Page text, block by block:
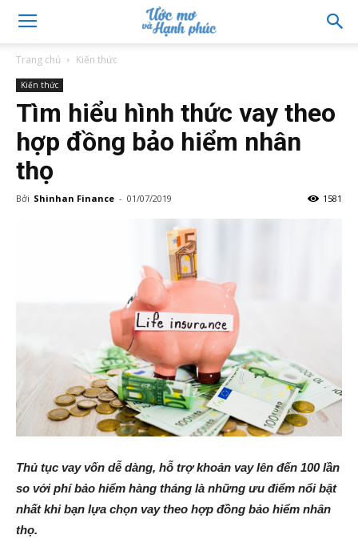
Trang chủ Kiến thức
Kiến thức
Tìm hiểu hình thức vay theo
hợp đồng bảo hiểm nhân
thọ
Bởi Shinhan Finance - 01/07/2019 1581
Thủ tục vay vốn dễ dàng, hỗ trợ khoản vay lên đến 100 lần
so với phí bảo hiểm hàng tháng là những ưu điểm nổi bật
nhất khi bạn lựa chọn vay theo hợp đồng bảo hiểm nhân
thọ.